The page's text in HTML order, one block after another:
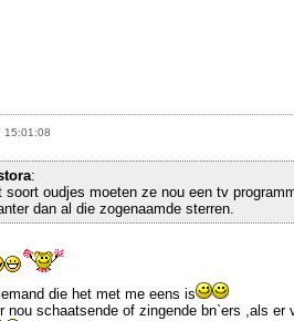
15:01:08
:
soort oudjes moeten ze nou een tv
dan al die zogenaamde sterren.
die het met me eens is
nou schaatsende of zingende bn`ers ,als er